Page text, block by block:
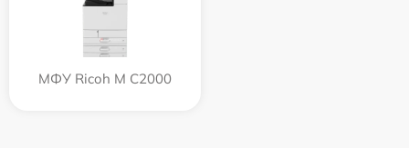
МФУ Ricoh M C2000